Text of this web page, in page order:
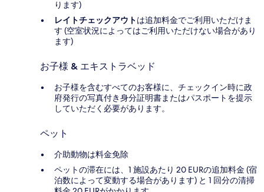
ります)
レイトチェックアウトは追加料金でご利用いただけま
す (空室状況によってはご利用いただけない場合があり
ます)
お子様 & エキストラベッド
お子様を含むすべてのお客様に、チェックイン時に政
府発行の写真付き身分証明書またはパスポートを提示
していただく必要があります。
ペット
介助動物は料金免除
ペットの滞在には、1 施設あたり 20 EURの追加料金 (宿
泊数によって変動する場合があります) と 1 回分の清掃